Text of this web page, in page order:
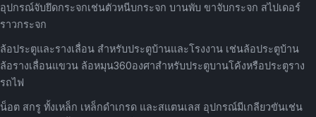
อุปกรณ์จับยึดกระจกเช่นตัวหนีบกระจก บานพับ ขาจับกระจก สไปเดอร์
ราวกระจก
ล้อประตูและรางเลื่อน สำหรับประตูบ้านและโรงงาน เช่นล้อประตูบ้าน
ล้อรางเลื่อนแขวน ล้อหมุน360องศาสำหรับประตูบานโค้งหรือประตูราง
รถไฟ
น็อต สกรู ทั้งเหล็ก เหล็กดำเกรด และสแตนเลส อุปกรณ์มีเกลียวขันเช่น